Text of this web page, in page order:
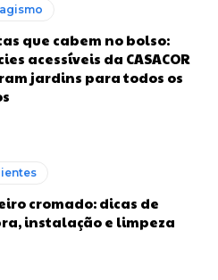
que cabem no bolso:
acessíveis da CASACOR
jardins para todos os
cromado: dicas de
instalação e limpeza